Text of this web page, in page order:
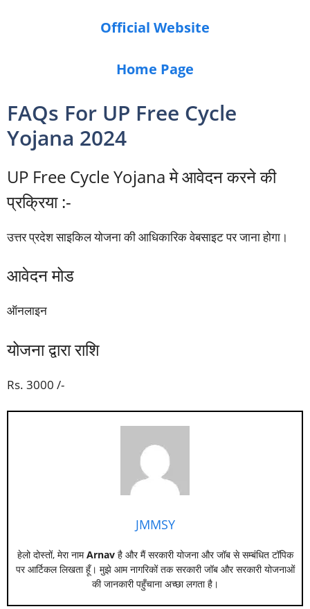
Official Website
Home Page
FAQs For UP Free Cycle
Yojana 2024
UP Free Cycle Yojana मे आवेदन करने की
प्रक्रिया :-
उत्तर प्रदेश साइकिल योजना की आधिकारिक वेबसाइट पर जाना होगा।
आवेदन मोड
ऑनलाइन
योजना द्वारा राशि
Rs. 3000 /-
JMMSY
हेलो दोस्तों, मेरा नामArnavहै और मैं सरकारी योजना और जॉब से सम्बंधित टॉपिक
पर आर्टिकल लिखता हूँ। मुझे आम नागरिकों तक सरकारी जॉब और सरकारी योजनाओं
की जानकारी पहुँचाना अच्छा लगता है।